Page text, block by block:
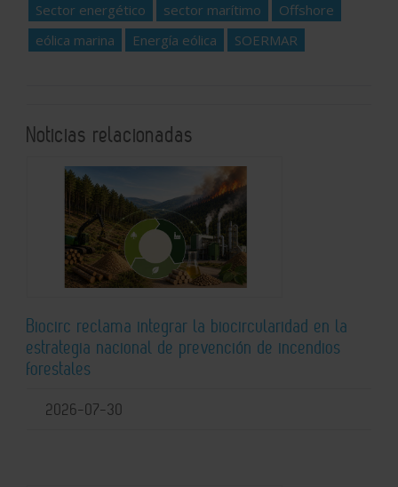
Sector energético
sector marítimo
Offshore
eólica marina
Energía eólica SOERMAR
Noticias relacionadas
Biocirc reclama integrar la biocircularidad en la
estrategia nacional de prevención de incendios
forestales
2026-07-30